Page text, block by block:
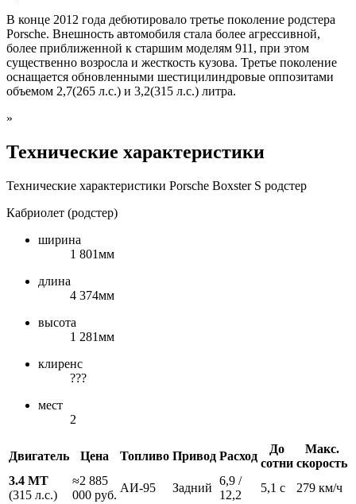
В конце 2012 года дебютировало третье поколение родстера
Porsche. Внешность автомобиля стала более агрессивной,
более приближенной к старшим моделям 911, при этом
существенно возросла и жесткость кузова. Третье поколение
оснащается обновленными шестицилиндровые оппозитами
объемом 2,7(265 л.с.) и 3,2(315 л.с.) литра.
»
Технические характеристики
Технические характеристики Porsche Boxster S родстер
Кабриолет (родстер)
ширина
1 801мм
длина
4 374мм
высота
1 281мм
клиренс
???
мест
2
Двигатель Цена Топливо Привод Расход
До
сотни
Макс.
скорость
3.4 MT
(315 л.с.)
≈2 885
000 руб.
АИ-95 Задний
6,9 /
12,2
5,1 с
279 км/ч